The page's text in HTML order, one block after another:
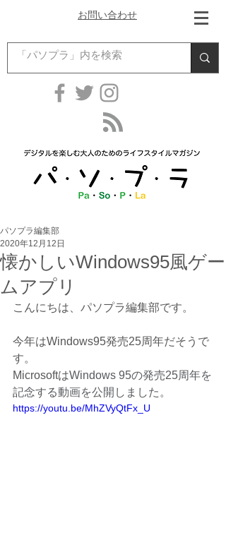
お問い合わせ
懐かしいWindows95風ゲー
ムアプリ
パソプラ編集部
2020年12月12日
こんにちは、パソプラ編集部です。
今年はWindows95発売25周年だそうで
す。
MicrosoftはWindows 95の発売25周年を
記念する動画を公開しました。
https://youtu.be/MhZVyQtFx_U